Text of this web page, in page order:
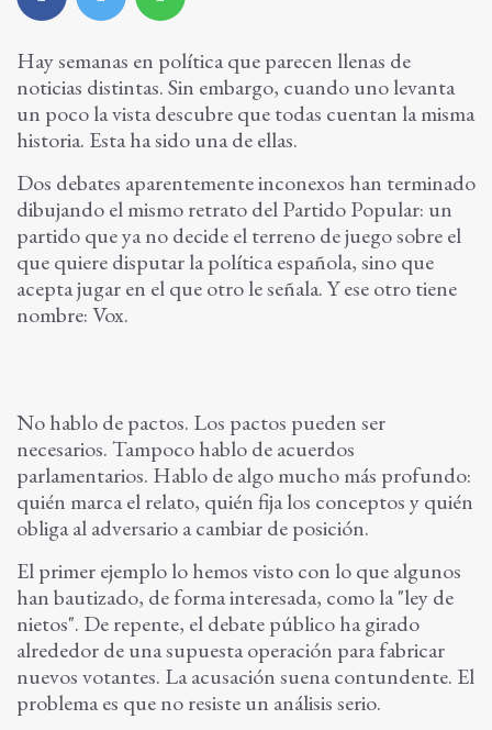
Hay semanas en política que parecen llenas de
noticias distintas. Sin embargo, cuando uno levanta
un poco la vista descubre que todas cuentan la misma
historia. Esta ha sido una de ellas.
Dos debates aparentemente inconexos han terminado
dibujando el mismo retrato del Partido Popular: un
partido que ya no decide el terreno de juego sobre el
que quiere disputar la política española, sino que
acepta jugar en el que otro le señala. Y ese otro tiene
nombre: Vox.
No hablo de pactos. Los pactos pueden ser
necesarios. Tampoco hablo de acuerdos
parlamentarios. Hablo de algo mucho más profundo:
quién marca el relato, quién fija los conceptos y quién
obliga al adversario a cambiar de posición.
El primer ejemplo lo hemos visto con lo que algunos
han bautizado, de forma interesada, como la "ley de
nietos". De repente, el debate público ha girado
alrededor de una supuesta operación para fabricar
nuevos votantes. La acusación suena contundente. El
problema es que no resiste un análisis serio.